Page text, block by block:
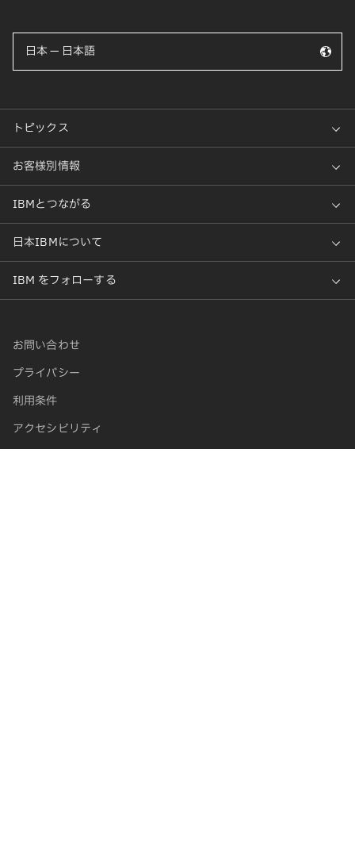
日本 — 日本語
お問い合わせ
プライバシー
利用条件
アクセシビリティ